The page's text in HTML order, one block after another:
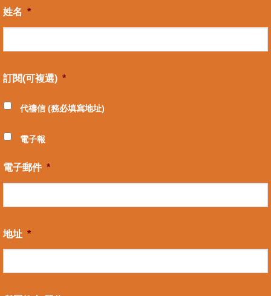
姓名 *
訂閱(可複選) *
代禱信 (務必填寫地址)
電子報
電子郵件 *
地址 *